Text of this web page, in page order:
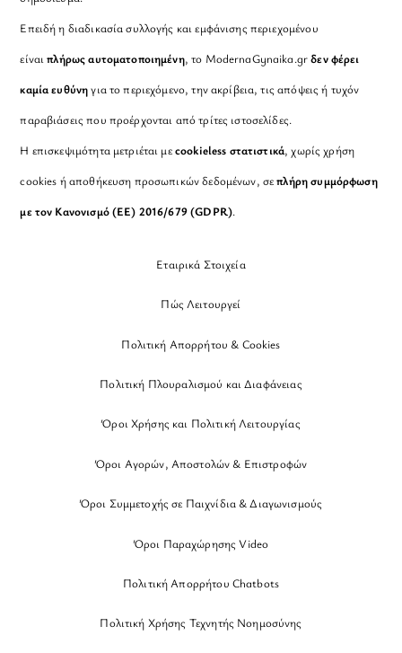
Επειδή η διαδικασία συλλογής και εμφάνισης περιεχομένου
είναιπλήρως αυτοματοποιημένη, το ModernaGynaika.grδεν φέρει
καμία ευθύνηγια το περιεχόμενο, την ακρίβεια, τις απόψεις ή τυχόν
παραβιάσεις που προέρχονται από τρίτες ιστοσελίδες.
Η επισκεψιμότητα μετριέται μεcookieless στατιστικά, χωρίς χρήση
cookies ή αποθήκευση προσωπικών δεδομένων, σεπλήρη συμμόρφωση
με τον Κανονισμό (ΕΕ) 2016/679 (GDPR).
Εταιρικά Στοιχεία
Πώς Λειτουργεί
Πολιτική Απορρήτου & Cookies
Πολιτική Πλουραλισμού και Διαφάνειας
Όροι Χρήσης και Πολιτική Λειτουργίας
Όροι Αγορών, Αποστολών & Επιστροφών
Όροι Συμμετοχής σε Παιχνίδια & Διαγωνισμούς
Όροι Παραχώρησης Video
Πολιτική Απορρήτου Chatbots
Πολιτική Χρήσης Τεχνητής Νοημοσύνης